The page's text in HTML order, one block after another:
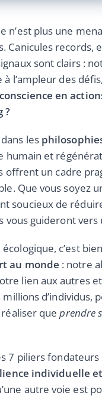
n’est plus une
Canicules
sont clairs :
à l’ampleur des
en
?
les
et
offrent un cadre
Que vous soyez
soucieux de
vous guideront
c’est
au monde : notre
lien aux autres
d’individus,
réaliser queprendre
7 piliers
individuelle
autre voie est